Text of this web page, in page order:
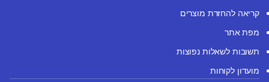
קריאה להחזרת מוצרים
מפת אתר
תשובות לשאלות נפוצות
מועדון לקוחות